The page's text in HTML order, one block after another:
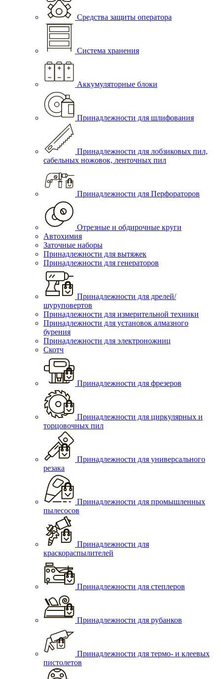
Средства защиты оператора
Система хранения
Аккумуляторные блоки
Принадлежности для шлифования
Принадлежности для лобзиковых пил,
сабельных ножовок, ленточных пил
Принадлежности для Перфораторов
Отрезные и обдирочные круги
Автохимия
Заточные наборы
Принадлежности для вытяжек
Принадлежности для генераторов
Принадлежности для дрелей/
шуруповертов
Принадлежности для измерительной техники
Принадлежности для установок алмазного
бурения
Принадлежности для электроножниц
Скотч
Принадлежности для фрезеров
Принадлежности для циркулярных и
торцовочных пил
Принадлежности для универсального
резака
Принадлежности для промышленных
пылесосов
Принадлежности для
краскораспылителей
Принадлежности для степлеров
Принадлежности для рубанков
Принадлежности для термо- и клеевых
пистолетов